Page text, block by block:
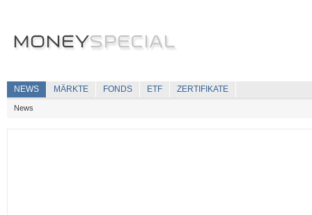
NEWS MÄRKTE FONDS ETF ZERTIFIKATE
News